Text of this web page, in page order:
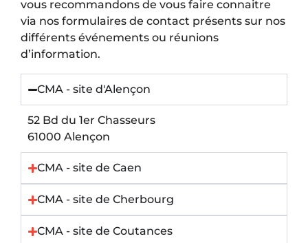
vous recommandons de vous faire connaitre
via nos formulaires de contact présents sur nos
différents événements ou réunions
d’information.
CMA - site d'Alençon
52 Bd du 1er Chasseurs
61000 Alençon
CMA - site de Caen
CMA - site de Cherbourg
CMA - site de Coutances